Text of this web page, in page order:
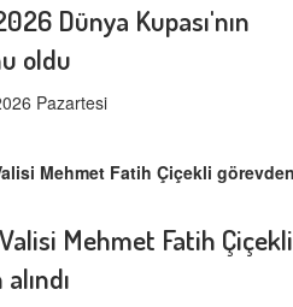
Dünya Kupası'nın
oldu
Pazartesi
Mehmet Fatih Çiçekli